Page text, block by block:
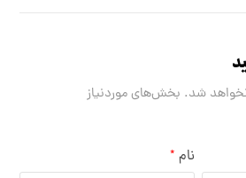
شد. بخش‌های موردنیاز
نام *